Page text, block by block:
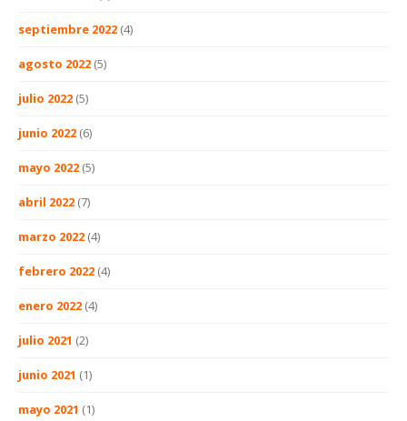
septiembre 2022 (4)
agosto 2022 (5)
julio 2022 (5)
junio 2022 (6)
mayo 2022 (5)
abril 2022 (7)
marzo 2022 (4)
febrero 2022 (4)
enero 2022 (4)
julio 2021 (2)
junio 2021 (1)
mayo 2021 (1)